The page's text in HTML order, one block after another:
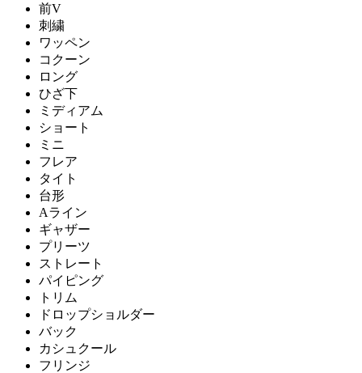
前V
刺繍
ワッペン
コクーン
ロング
ひざ下
ミディアム
ショート
ミニ
フレア
タイト
台形
Aライン
ギャザー
プリーツ
ストレート
パイピング
トリム
ドロップショルダー
バック
カシュクール
フリンジ